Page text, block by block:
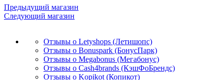
Предыдущий магазин
Следующий магазин
Отзывы о Letyshops (Летишопс)
Отзывы о Bonuspark (БонусПарк)
Отзывы о Megabonus (Мегабонус)
Отзывы о Cash4brands (КэшФоБрендс)
Отзывы о Kopikot (Копикот)